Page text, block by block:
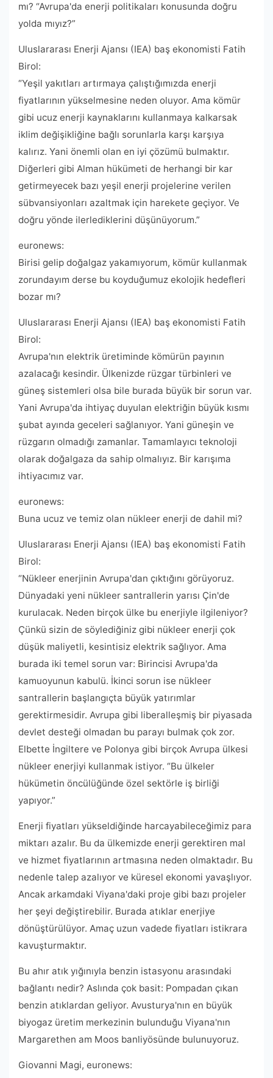
mı? “Avrupa'da enerji politikaları konusunda doğru
yolda mıyız?”
Uluslararası Enerji Ajansı (IEA) baş ekonomisti Fatih
Birol:
“Yeşil yakıtları artırmaya çalıştığımızda enerji
fiyatlarının yükselmesine neden oluyor. Ama kömür
gibi ucuz enerji kaynaklarını kullanmaya kalkarsak
iklim değişikliğine bağlı sorunlarla karşı karşıya
kalırız. Yani önemli olan en iyi çözümü bulmaktır.
Diğerleri gibi Alman hükümeti de herhangi bir kar
getirmeyecek bazı yeşil enerji projelerine verilen
sübvansiyonları azaltmak için harekete geçiyor. Ve
doğru yönde ilerlediklerini düşünüyorum.”
euronews:
Birisi gelip doğalgaz yakamıyorum, kömür kullanmak
zorundayım derse bu koyduğumuz ekolojik hedefleri
bozar mı?
Uluslararası Enerji Ajansı (IEA) baş ekonomisti Fatih
Birol:
Avrupa'nın elektrik üretiminde kömürün payının
azalacağı kesindir. Ülkenizde rüzgar türbinleri ve
güneş sistemleri olsa bile burada büyük bir sorun var.
Yani Avrupa'da ihtiyaç duyulan elektriğin büyük kısmı
şubat ayında geceleri sağlanıyor. Yani güneşin ve
rüzgarın olmadığı zamanlar. Tamamlayıcı teknoloji
olarak doğalgaza da sahip olmalıyız. Bir karışıma
ihtiyacımız var.
euronews:
Buna ucuz ve temiz olan nükleer enerji de dahil mi?
Uluslararası Enerji Ajansı (IEA) baş ekonomisti Fatih
Birol:
“Nükleer enerjinin Avrupa'dan çıktığını görüyoruz.
Dünyadaki yeni nükleer santrallerin yarısı Çin'de
kurulacak. Neden birçok ülke bu enerjiyle ilgileniyor?
Çünkü sizin de söylediğiniz gibi nükleer enerji çok
düşük maliyetli, kesintisiz elektrik sağlıyor. Ama
burada iki temel sorun var: Birincisi Avrupa'da
kamuoyunun kabulü. İkinci sorun ise nükleer
santrallerin başlangıçta büyük yatırımlar
gerektirmesidir. Avrupa gibi liberalleşmiş bir piyasada
devlet desteği olmadan bu parayı bulmak çok zor.
Elbette İngiltere ve Polonya gibi birçok Avrupa ülkesi
nükleer enerjiyi kullanmak istiyor. “Bu ülkeler
hükümetin öncülüğünde özel sektörle iş birliği
yapıyor.”
Enerji fiyatları yükseldiğinde harcayabileceğimiz para
miktarı azalır. Bu da ülkemizde enerji gerektiren mal
ve hizmet fiyatlarının artmasına neden olmaktadır. Bu
nedenle talep azalıyor ve küresel ekonomi yavaşlıyor.
Ancak arkamdaki Viyana'daki proje gibi bazı projeler
her şeyi değiştirebilir. Burada atıklar enerjiye
dönüştürülüyor. Amaç uzun vadede fiyatları istikrara
kavuşturmaktır.
Bu ahır atık yığınıyla benzin istasyonu arasındaki
bağlantı nedir? Aslında çok basit: Pompadan çıkan
benzin atıklardan geliyor. Avusturya'nın en büyük
biyogaz üretim merkezinin bulunduğu Viyana'nın
Margarethen am Moos banliyösünde bulunuyoruz.
Giovanni Magi, euronews: